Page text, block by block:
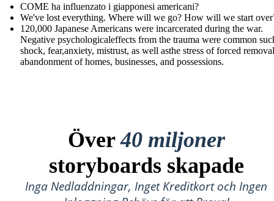
COME ha influenzato i giapponesi americani?
We've lost everything. Where will we go? How will we start
120,000 Japanese Americans were incarcerated during the war.
Negative psychologicaleffects from the trauma were common
shock, fear,anxiety, mistrust, as well asthe stress of forced
abandonment of homes, businesses, and possessions.
Över40 miljoner
storyboards skapade
Inga Nedladdningar, Inget Kreditkort och Ingen